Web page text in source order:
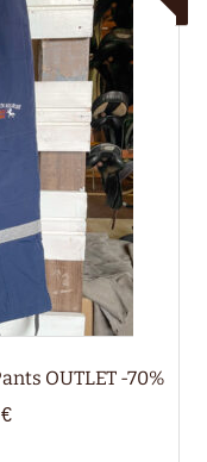
valinnat
tuotteen
sivulla.
OUTLET -70%
€Nykyinen